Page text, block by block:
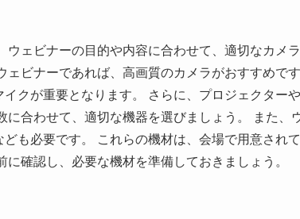
ェビナーの目的や内容に合わせて、適切なカメ
ビナーであれば、高画質のカメラがおすすめで
クが重要となります。 さらに、プロジェクター
合わせて、適切な機器を選びましょう。 また、
も必要です。 これらの機材は、会場で用意され
確認し、必要な機材を準備しておきましょう。